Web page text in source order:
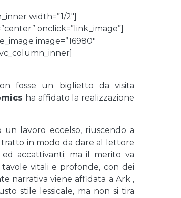
width=”1/2″]
onclick=”link_image”]
image=”16980″
fosse un biglietto da visita
ha affidato la realizzazione
un lavoro eccelso, riuscendo a
in modo da dare al lettore
accattivanti; ma il merito va
vitali e profonde, con dei
narrativa viene affidata a Ark ,
stile lessicale, ma non si tira